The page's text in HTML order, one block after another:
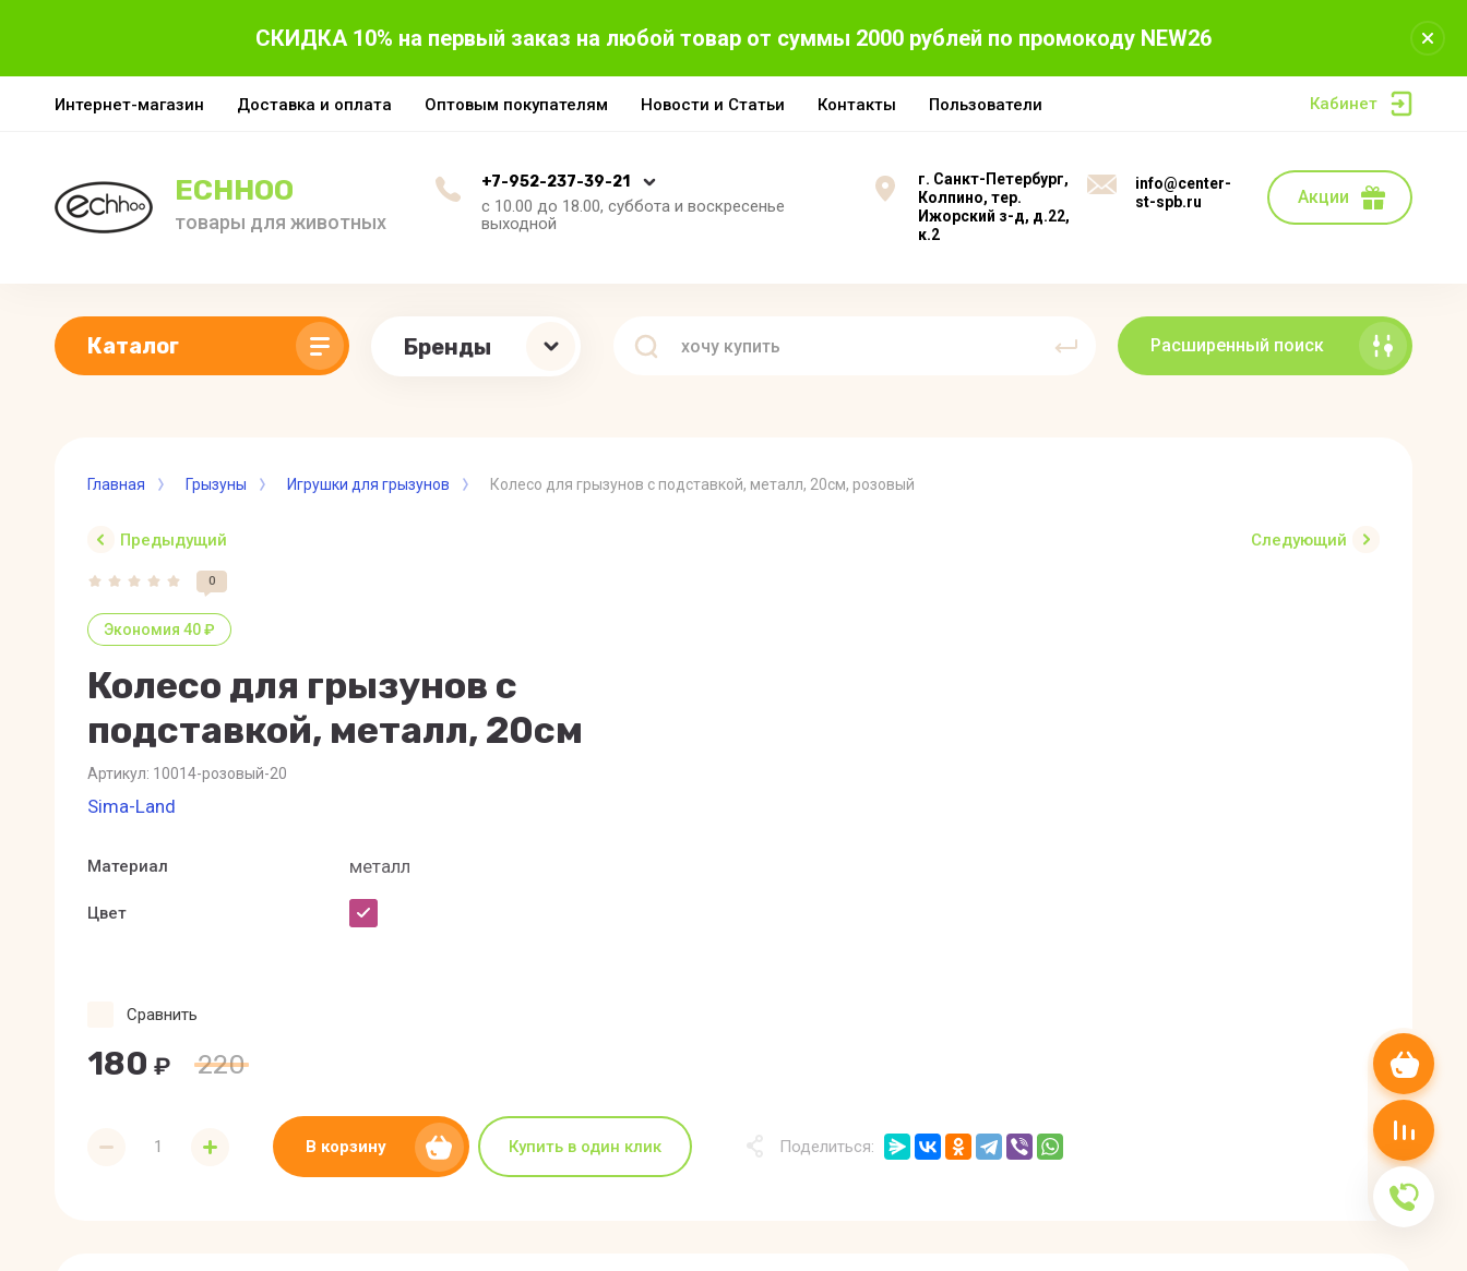
СКИДКА 10% на первый заказ на любой товар от суммы 2000 рублей по промокоду NEW26
Интернет-магазин Доставка и оплата Оптовым покупателям Новости и Статьи Контакты Пользователи Кабинет
ECHHOO
товары для животных
+7-952-237-39-21
c 10.00 до 18.00, суббота и воскресенье
выходной
г. Санкт-Петербург,
Колпино, тер.
Ижорский з-д, д.22,
к.2
info@center-
st-spb.ru
Акции
Каталог Бренды Расширенный поиск
Главная Грызуны Игрушки для грызунов Колесо для грызунов с подставкой, металл, 20см, розовый
Предыдущий Следующий
0
Экономия 40 ₽
Колесо для грызунов с
подставкой, металл, 20см
Артикул: 10014-розовый-20
Sima-Land
Материал металл
Цвет
220
180 ₽
Сравнить
В корзину Купить в один клик Поделиться: